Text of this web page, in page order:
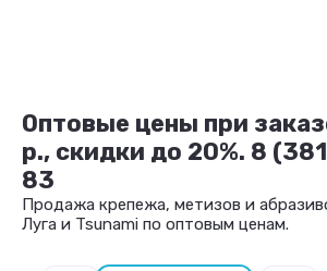
Оптовые цены при
р., скидки до 20%. 8
83
Продажа крепежа, метизов и
Луга и Tsunami по оптовым ценам.